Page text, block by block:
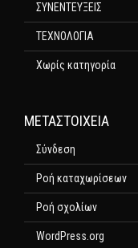
ΣΥΝΕΝΤΕΥΞΕΙΣ
ΤΕΧΝΟΛΟΓΙΑ
Χωρίς κατηγορία
ΜΕΤΑΣΤΟΙΧΕΊΑ
Σύνδεση
Ροή καταχωρίσεων
Ροή σχολίων
WordPress.org